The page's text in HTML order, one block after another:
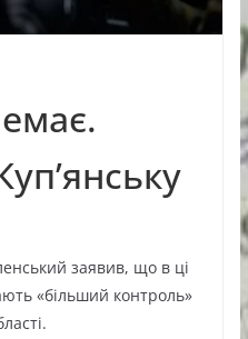
заявив, що в ці
«більший контроль»